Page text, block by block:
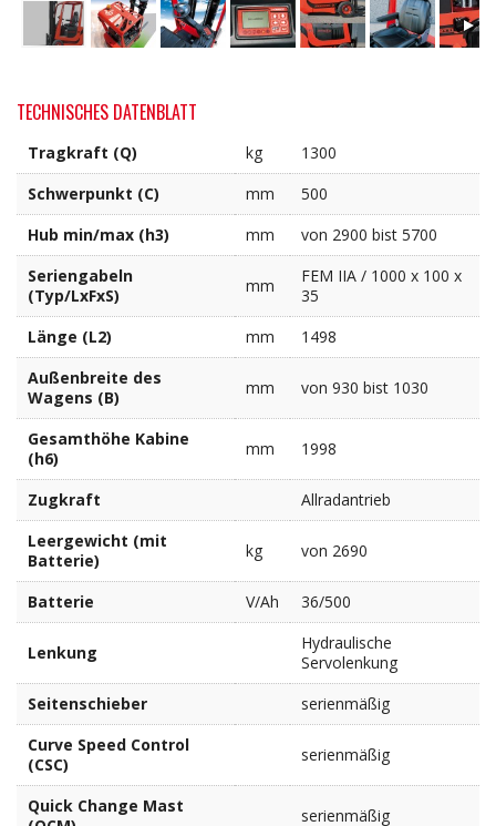
TECHNISCHES DATENBLATT
Tragkraft (Q) kg
1300
Schwerpunkt (C)
mm
500
Hub min/max (h3)
mm
von 2900 bist 5700
Seriengabeln
(Typ/LxFxS)
mm
FEM IIA / 1000 x 100 x
35
Länge (L2)
mm
1498
Außenbreite des
Wagens (B)
mm von 930 bist 1030
Gesamthöhe Kabine
(h6)
mm 1998
Zugkraft
Allradantrieb
Leergewicht (mit
Batterie)
kg von 2690
Batterie V/Ah 36/500
Lenkung
Hydraulische
Servolenkung
Seitenschieber
serienmäßig
Curve Speed Control
(CSC)
serienmäßig
Quick Change Mast
serienmäßig